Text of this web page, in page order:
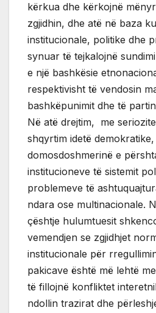
kërkua dhe kërkojnë
zgjidhin, dhe atë në baza
institucionale, politike dhe
synuar të tejkalojnë
e një bashkësie
respektivisht të vendosin
bashkëpunimit dhe të
Në atë drejtim, me
shqyrtim idetë
domosdoshmerinë e
institucioneve të sistemit
problemeve të
ndara ose multinacionale.
çështje hulumtuesit
vemendjen se zgjidhjet
institucionale për
pakicave është më lehtë
të fillojnë konfliktet
ndollin trazirat dhe